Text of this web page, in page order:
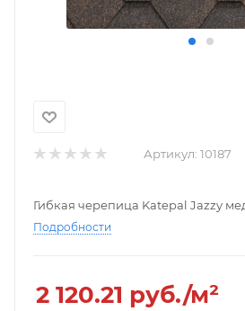
Артикул: 10187
Гибкая черепица Katepal Jazzy
Подробности
2 120.21 руб./м²